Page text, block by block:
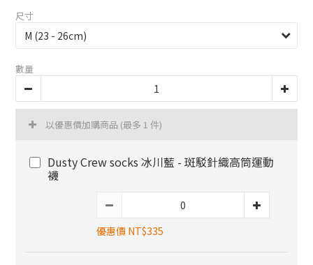
尺寸
數量
以優惠價加購商品 (最多 1 件)
Dusty Crew socks 冰川藍 - 斑駁針織高筒運動
襪
優惠價 NT$335